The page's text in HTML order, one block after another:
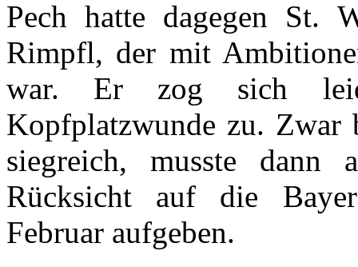
Pech hatte dagegen St.
Rimpfl, der mit
war. Er zog sich
Kopfplatzwunde zu. Zwar
siegreich, musste dann
Rücksicht auf die
Februar aufgeben.